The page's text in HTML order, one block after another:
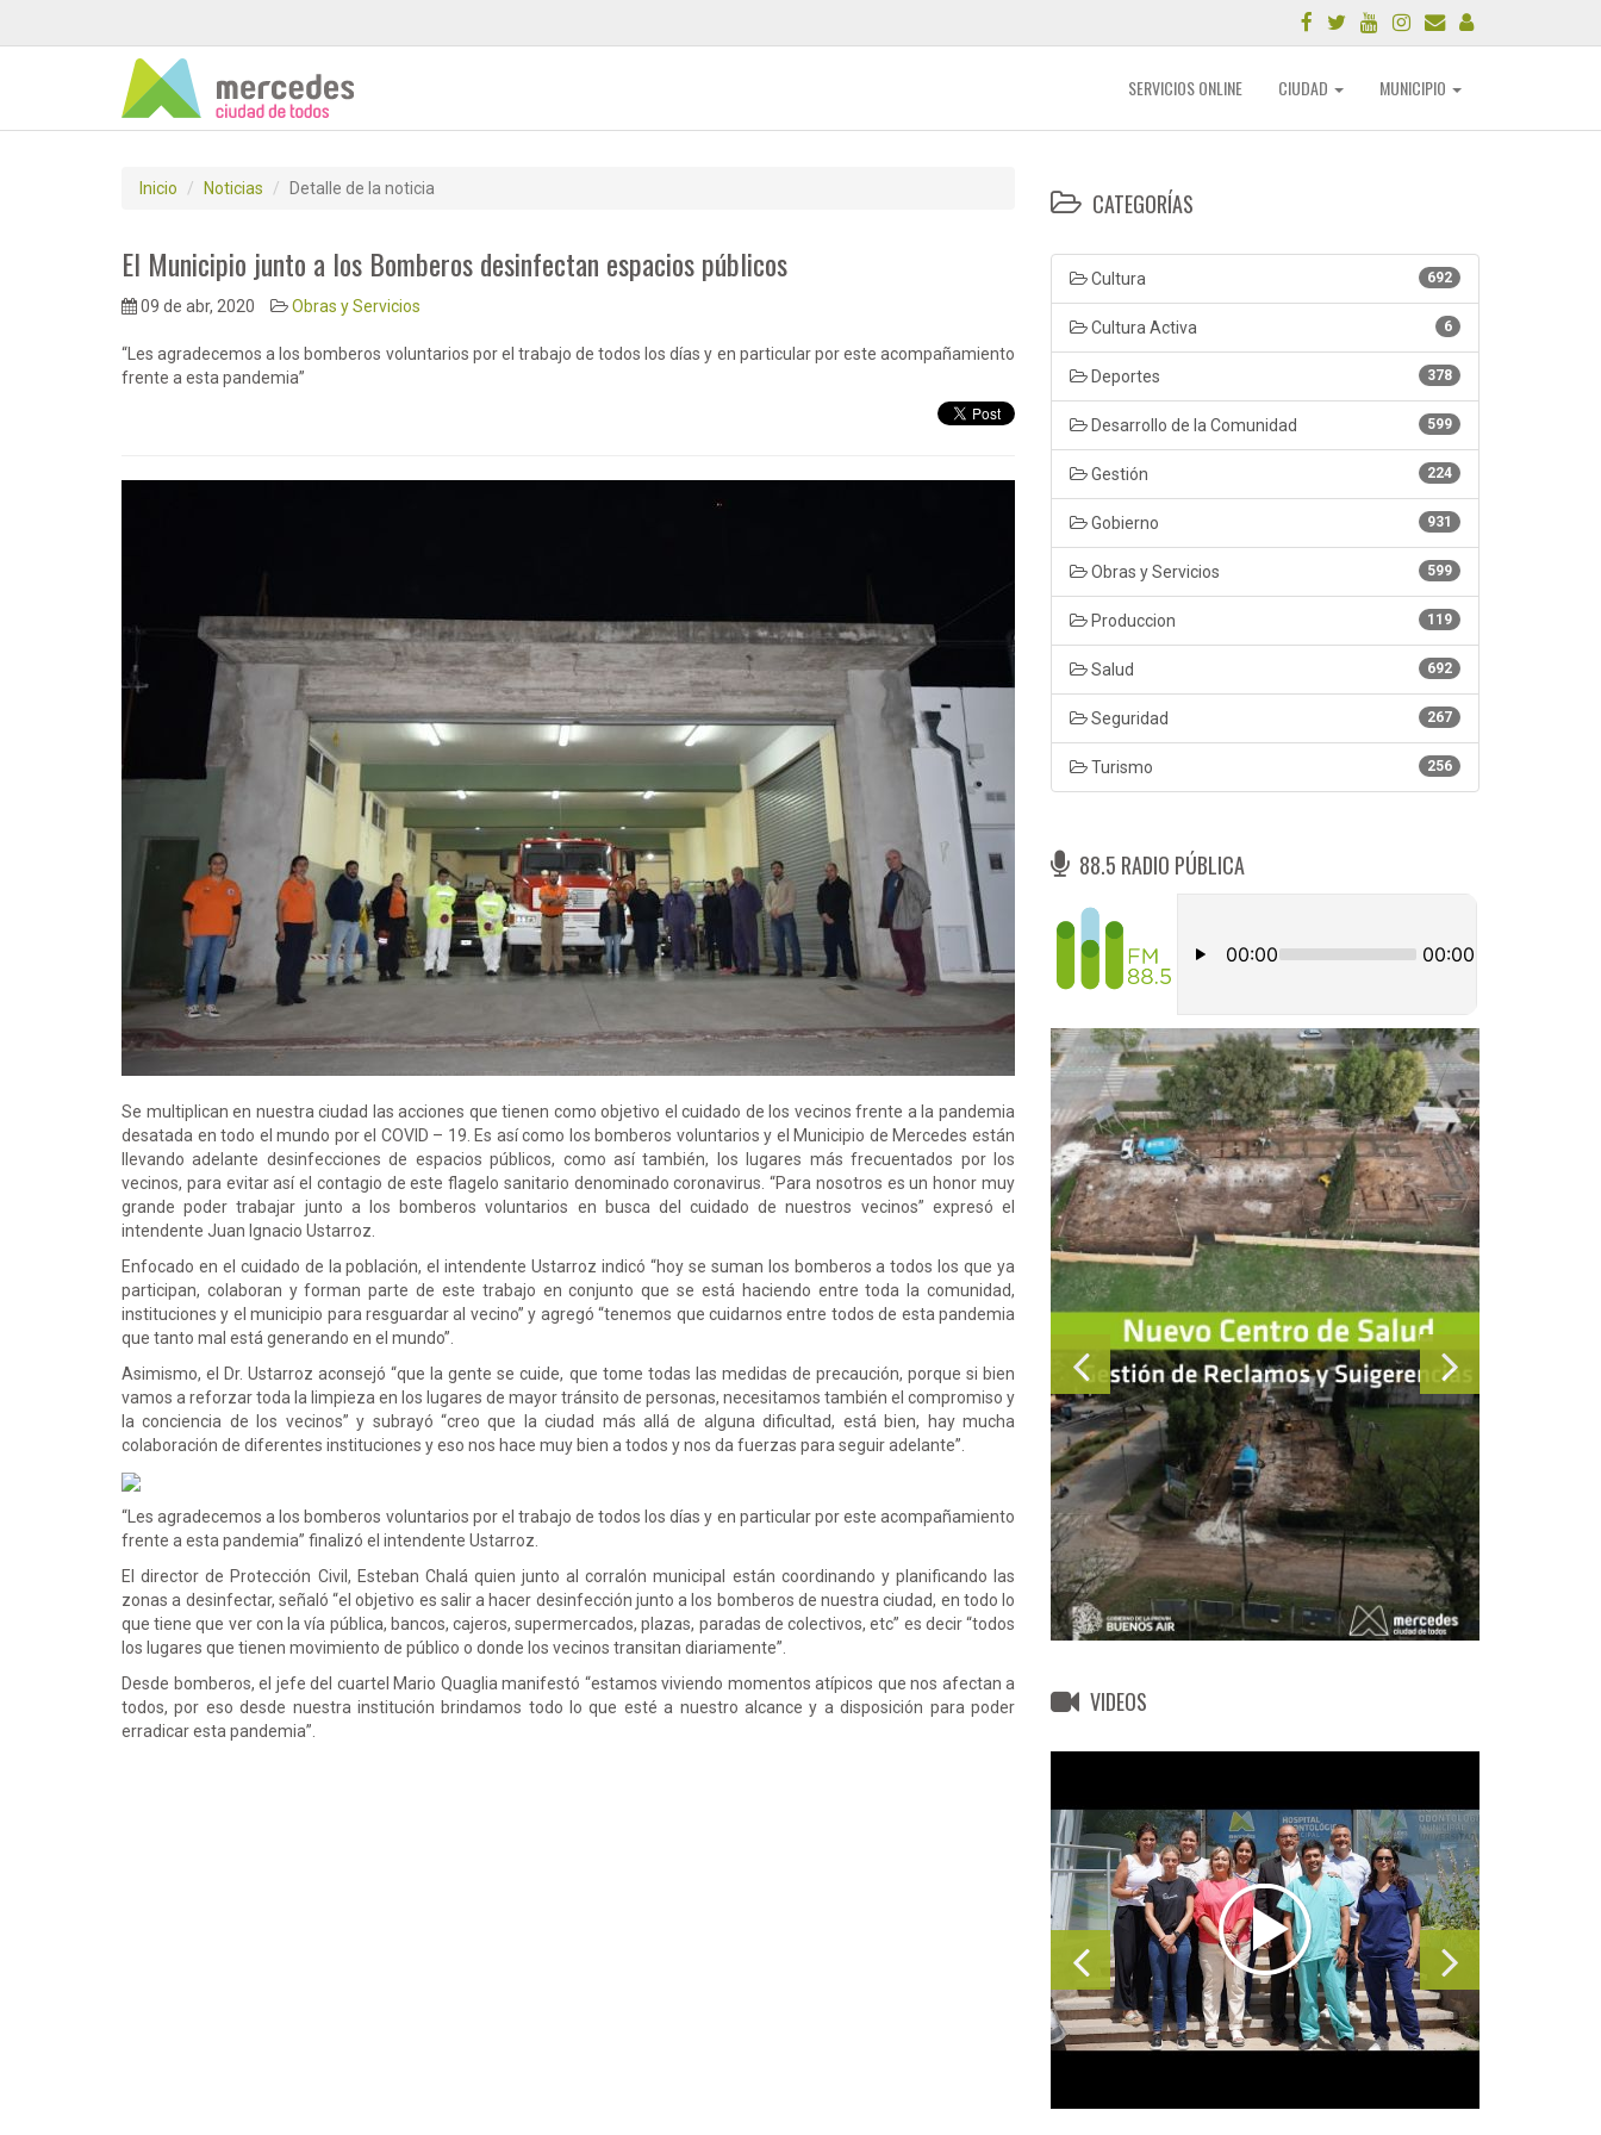
SERVICIOS ONLINE CIUDAD MUNICIPIO
Inicio Noticias Detalle de la noticia
El Municipio junto a los Bomberos desinfectan espacios públicos
09 de abr, 2020 Obras y Servicios
“Les agradecemos a los bomberos voluntarios por el trabajo de todos los días y en particular por este acompañamiento
frente a esta pandemia”
Se multiplican en nuestra ciudad las acciones que tienen como objetivo el cuidado de los vecinos frente a la pandemia
desatada en todo el mundo por el COVID – 19. Es así como los bomberos voluntarios y el Municipio de Mercedes están
llevando adelante desinfecciones de espacios públicos, como así también, los lugares más frecuentados por los
vecinos, para evitar así el contagio de este flagelo sanitario denominado coronavirus. “Para nosotros es un honor muy
grande poder trabajar junto a los bomberos voluntarios en busca del cuidado de nuestros vecinos” expresó el
intendente Juan Ignacio Ustarroz.
Enfocado en el cuidado de la población, el intendente Ustarroz indicó “hoy se suman los bomberos a todos los que ya
participan, colaboran y forman parte de este trabajo en conjunto que se está haciendo entre toda la comunidad,
instituciones y el municipio para resguardar al vecino” y agregó “tenemos que cuidarnos entre todos de esta pandemia
que tanto mal está generando en el mundo”.
Asimismo, el Dr. Ustarroz aconsejó “que la gente se cuide, que tome todas las medidas de precaución, porque si bien
vamos a reforzar toda la limpieza en los lugares de mayor tránsito de personas, necesitamos también el compromiso y
la conciencia de los vecinos” y subrayó “creo que la ciudad más allá de alguna dificultad, está bien, hay mucha
colaboración de diferentes instituciones y eso nos hace muy bien a todos y nos da fuerzas para seguir adelante”.
“Les agradecemos a los bomberos voluntarios por el trabajo de todos los días y en particular por este acompañamiento
frente a esta pandemia” finalizó el intendente Ustarroz.
El director de Protección Civil, Esteban Chalá quien junto al corralón municipal están coordinando y planificando las
zonas a desinfectar, señaló “el objetivo es salir a hacer desinfección junto a los bomberos de nuestra ciudad, en todo lo
que tiene que ver con la vía pública, bancos, cajeros, supermercados, plazas, paradas de colectivos, etc” es decir “todos
los lugares que tienen movimiento de público o donde los vecinos transitan diariamente”.
Desde bomberos, el jefe del cuartel Mario Quaglia manifestó “estamos viviendo momentos atípicos que nos afectan a
todos, por eso desde nuestra institución brindamos todo lo que esté a nuestro alcance y a disposición para poder
erradicar esta pandemia”.
CATEGORÍAS
692
Cultura
6
Cultura Activa
378
Deportes
599
Desarrollo de la Comunidad
224
Gestión
931
Gobierno
599
Obras y Servicios
119
Produccion
692
Salud
267
Seguridad
256
Turismo
88.5 RADIO PÚBLICA
VIDEOS